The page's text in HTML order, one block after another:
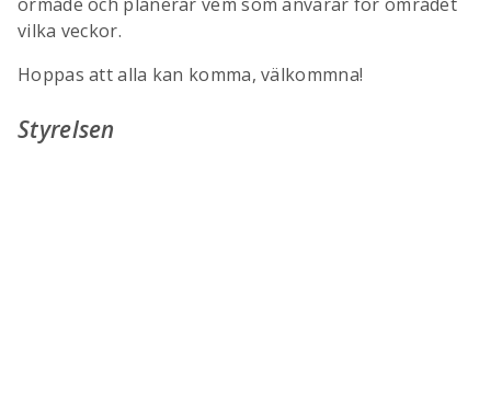
vilka veckor.
Hoppas att alla kan komma, välkommna!
Styrelsen